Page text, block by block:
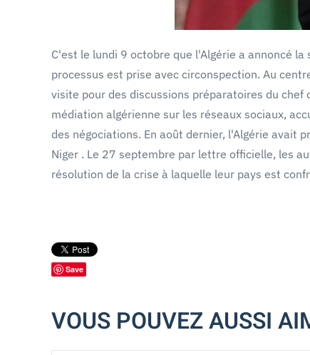
C'est le lundi 9 octobre que l'Algérie a annoncé
processus est prise avec circonspection. Au
visite pour des discussions préparatoires du
médiation algérienne sur les réseaux sociaux,
des négociations. En août dernier, l'Algérie avait
Niger . Le 27 septembre par lettre officielle, les
résolution de la crise à laquelle leur pays est
Save
VOUS POUVEZ AUSSI